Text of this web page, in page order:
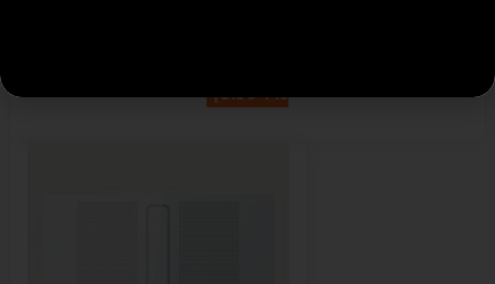
מידע נוסף